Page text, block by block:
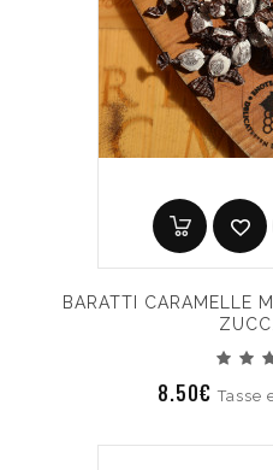
BARATTI CARAMELLE
8.50€Tasse